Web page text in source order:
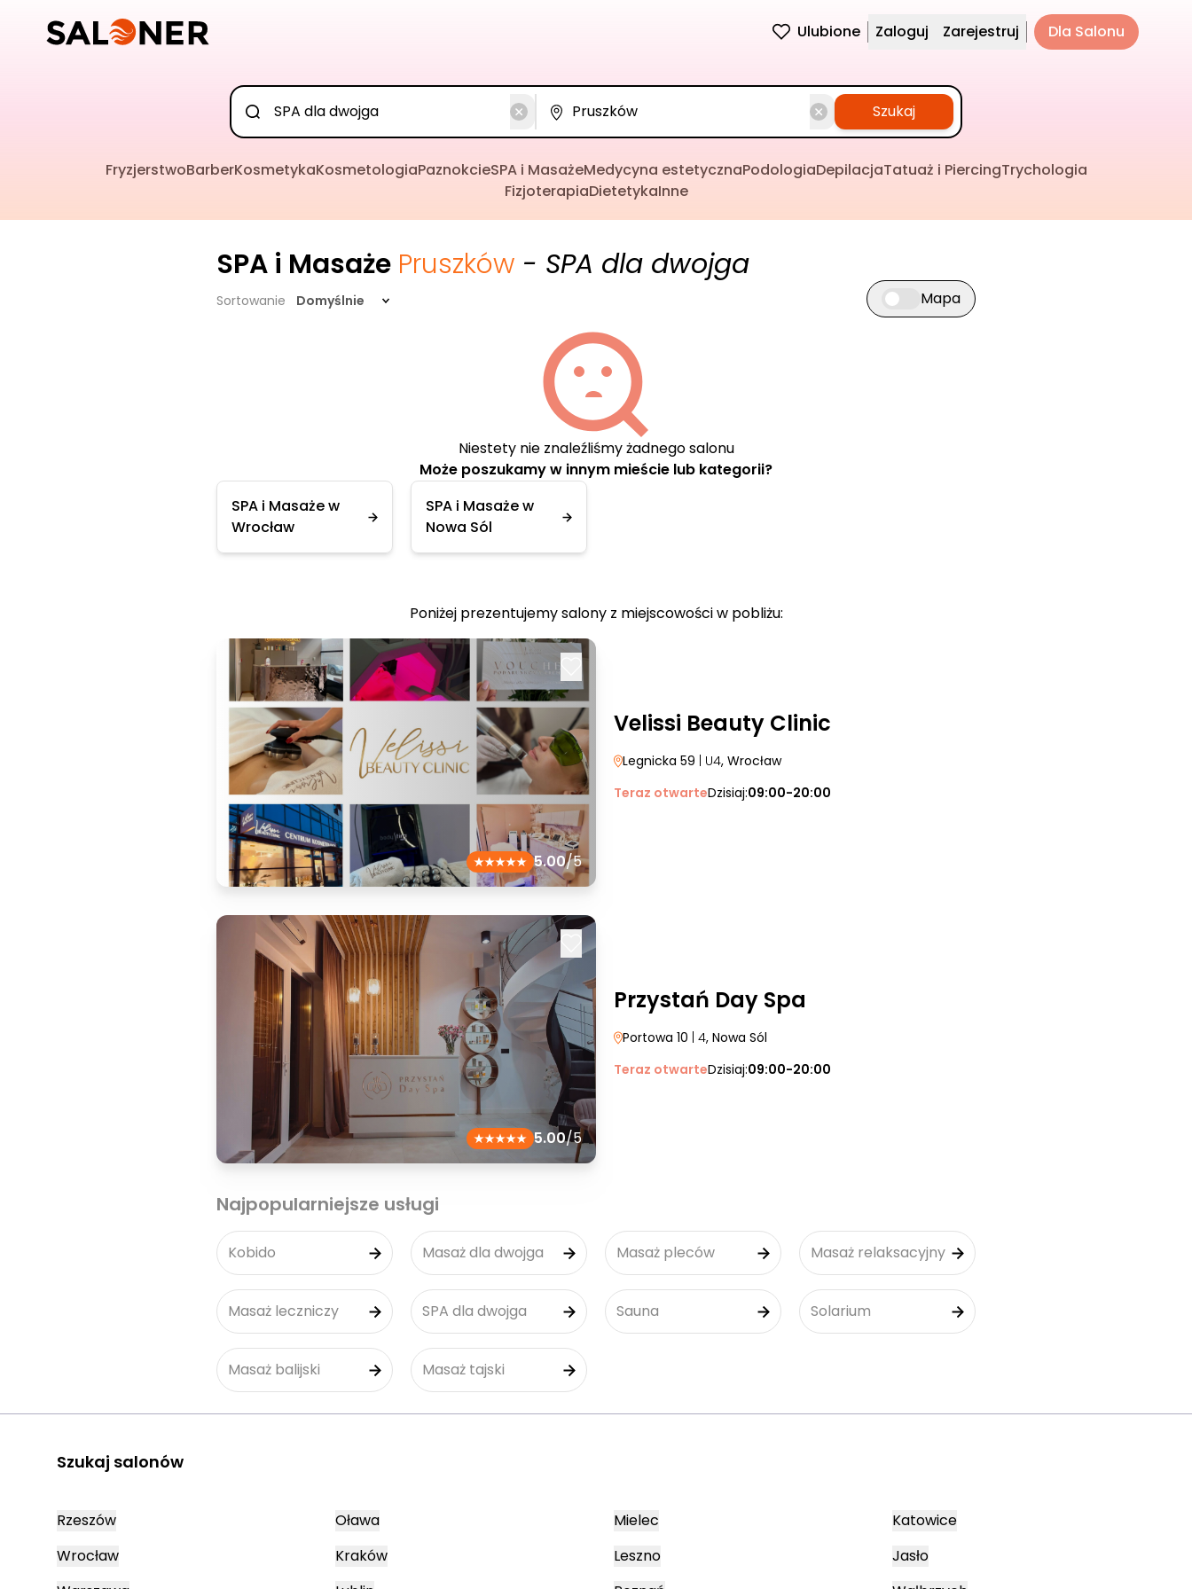
Ulubione Zaloguj Zarejestruj Dla Salonu
Szukaj
FryzjerstwoBarberKosmetykaKosmetologiaPaznokcieSPA i MasażeMedycyna estetycznaPodologiaDepilacjaTatuaż i PiercingTrychologia
FizjoterapiaDietetykaInne
SPA i Masaże Pruszków - SPA dla dwojga
Sortowanie Domyślnie Przełącz widok mapy
Mapa
Niestety nie znaleźliśmy żadnego salonu
Może poszukamy w innym mieście lub kategorii?
SPA i Masaże w
Wrocław
SPA i Masaże w
Nowa Sól
Poniżej prezentujemy salony z miejscowości w pobliżu:
5.00/5
Velissi Beauty Clinic
Legnicka 59 | U4, Wrocław
Teraz otwarteDzisiaj:09:00-20:00
5.00/5
Przystań Day Spa
Portowa 10 | 4, Nowa Sól
Teraz otwarteDzisiaj:09:00-20:00
Najpopularniejsze usługi
Kobido Masaż dla dwojga Masaż pleców Masaż relaksacyjny
Masaż leczniczy SPA dla dwojga Sauna Solarium
Masaż balijski Masaż tajski
Szukaj salonów
Rzeszów
Wrocław
Oława
Kraków
Mielec
Leszno
Katowice
Jasło